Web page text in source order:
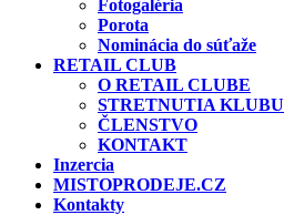
Fotogaléria
Porota
Nominácia do súťaže
RETAIL CLUB
O RETAIL CLUBE
STRETNUTIA KLUBU
ČLENSTVO
KONTAKT
Inzercia
MISTOPRODEJE.CZ
Kontakty